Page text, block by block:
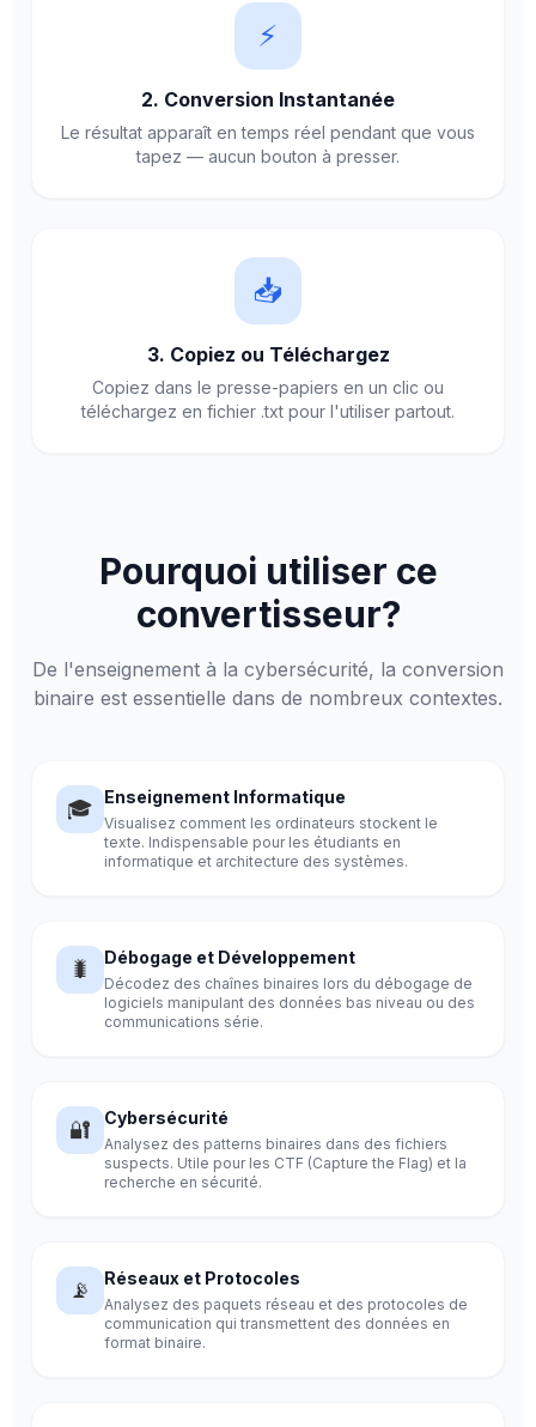
⚡
2. Conversion Instantanée
Le résultat apparaît en temps réel pendant que vous
tapez — aucun bouton à presser.
📥
3. Copiez ou Téléchargez
Copiez dans le presse-papiers en un clic ou
téléchargez en fichier .txt pour l'utiliser partout.
Pourquoi utiliser ce
convertisseur?
De l'enseignement à la cybersécurité, la conversion
binaire est essentielle dans de nombreux contextes.
🎓 Enseignement Informatique
Visualisez comment les ordinateurs stockent le
texte. Indispensable pour les étudiants en
informatique et architecture des systèmes.
🐛 Débogage et Développement
Décodez des chaînes binaires lors du débogage de
logiciels manipulant des données bas niveau ou des
communications série.
🔐 Cybersécurité
Analysez des patterns binaires dans des fichiers
suspects. Utile pour les CTF (Capture the Flag) et la
recherche en sécurité.
📡 Réseaux et Protocoles
Analysez des paquets réseau et des protocoles de
communication qui transmettent des données en
format binaire.